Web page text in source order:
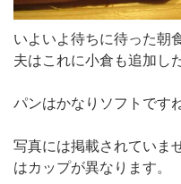
いよいよ待ちに待った朝
夫はこれに小倉も追加し
パンはかなりソフトです
写真には掲載されていま
はカップが異なります。